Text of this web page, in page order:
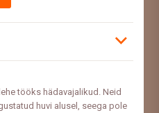
tööks hädavajalikud. Neid
huvi alusel, seega pole
millistel teemadel siit